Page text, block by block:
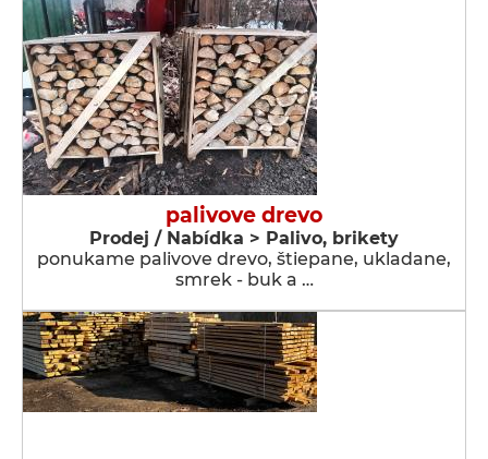
palivove drevo
Prodej / Nabídka > Palivo, brikety
ponukame palivove drevo, štiepane, ukladane,
smrek - buk a …